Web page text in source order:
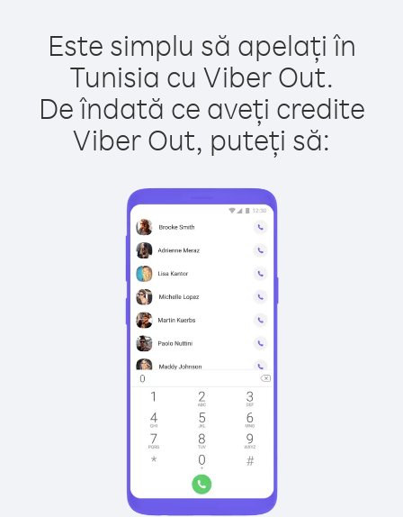
Este simplu să apelați în
Tunisia cu Viber Out.
De îndată ce aveți credite
Viber Out, puteți să: